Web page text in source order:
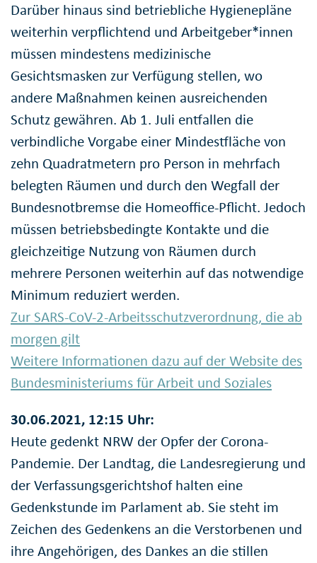
Darüber hinaus sind betriebliche Hygienepläne
weiterhin verpflichtend und Arbeitgeber*innen
müssen mindestens medizinische
Gesichtsmasken zur Verfügung stellen, wo
andere Maßnahmen keinen ausreichenden
Schutz gewähren. Ab 1. Juli entfallen die
verbindliche Vorgabe einer Mindestfläche von
zehn Quadratmetern pro Person in mehrfach
belegten Räumen und durch den Wegfall der
Bundesnotbremse die Homeoffice-Pflicht. Jedoch
müssen betriebsbedingte Kontakte und die
gleichzeitige Nutzung von Räumen durch
mehrere Personen weiterhin auf das notwendige
Minimum reduziert werden.
Zur SARS-CoV-2-Arbeitsschutzverordnung, die ab
morgen gilt
Weitere Informationen dazu auf der Website des
Bundesministeriums für Arbeit und Soziales
30.06.2021, 12:15 Uhr:
Heute gedenkt NRW der Opfer der Corona-
Pandemie. Der Landtag, die Landesregierung und
der Verfassungsgerichtshof halten eine
Gedenkstunde im Parlament ab. Sie steht im
Zeichen des Gedenkens an die Verstorbenen und
ihre Angehörigen, des Dankes an die stillen